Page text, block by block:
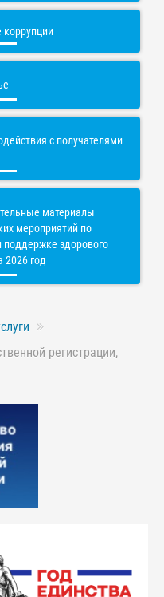
коррупции
с получателями
материалы
мероприятий по
поддержке здорового
2026 год
регистрации,